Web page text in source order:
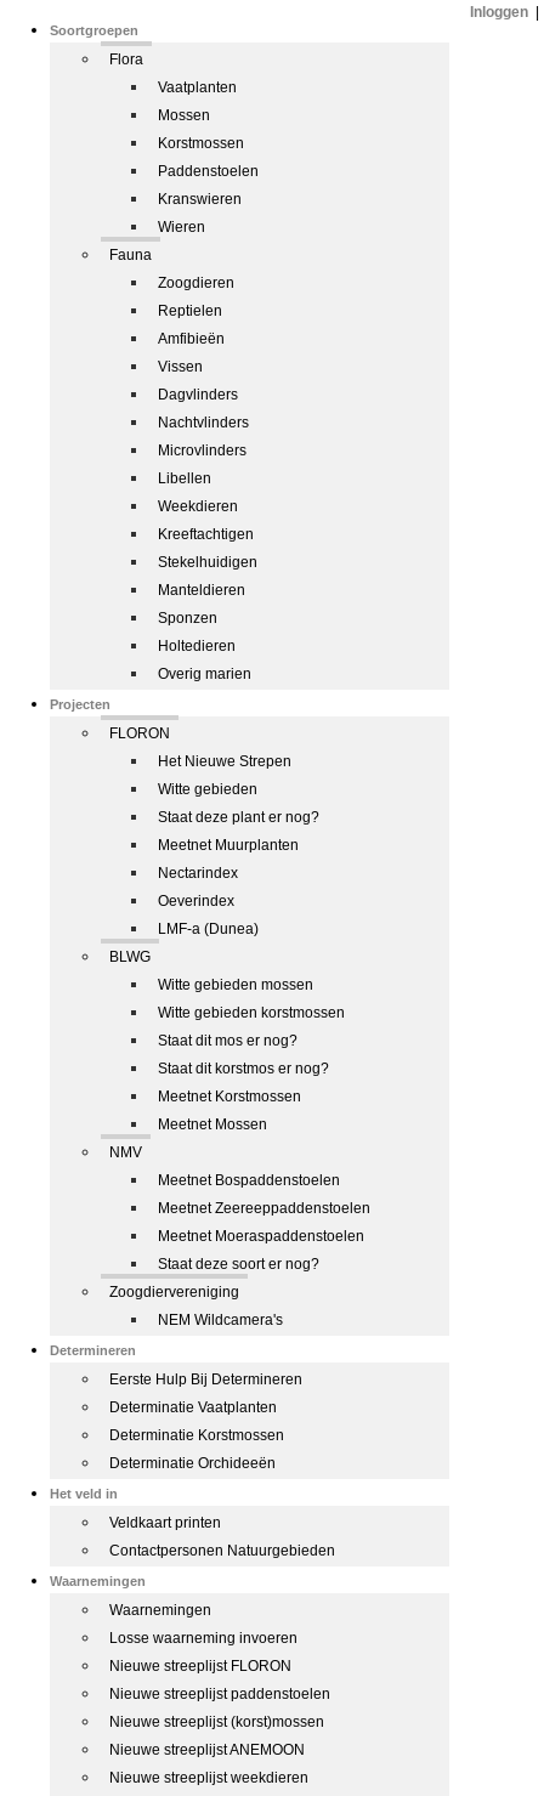
Soortgroepen
Flora
Vaatplanten
Mossen
Korstmossen
Paddenstoelen
Kranswieren
Wieren
Fauna
Zoogdieren
Reptielen
Amfibieën
Vissen
Dagvlinders
Nachtvlinders
Microvlinders
Libellen
Weekdieren
Kreeftachtigen
Stekelhuidigen
Manteldieren
Sponzen
Holtedieren
Overig marien
Projecten
FLORON
Het Nieuwe Strepen
Witte gebieden
Staat deze plant er nog?
Meetnet Muurplanten
Nectarindex
Oeverindex
LMF-a (Dunea)
BLWG
Witte gebieden mossen
Witte gebieden korstmossen
Staat dit mos er nog?
Staat dit korstmos er nog?
Meetnet Korstmossen
Meetnet Mossen
NMV
Meetnet Bospaddenstoelen
Meetnet Zeereeppaddenstoelen
Meetnet Moeraspaddenstoelen
Staat deze soort er nog?
Zoogdiervereniging
NEM Wildcamera's
Determineren
Eerste Hulp Bij Determineren
Determinatie Vaatplanten
Determinatie Korstmossen
Determinatie Orchideeën
Het veld in
Veldkaart printen
Contactpersonen Natuurgebieden
Waarnemingen
Waarnemingen
Losse waarneming invoeren
Nieuwe streeplijst FLORON
Nieuwe streeplijst paddenstoelen
Nieuwe streeplijst (korst)mossen
Nieuwe streeplijst ANEMOON
Nieuwe streeplijst weekdieren
Inloggen